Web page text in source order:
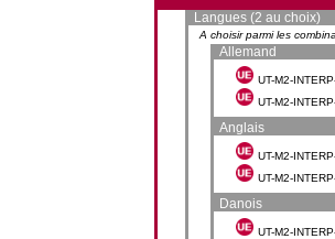
Langues (2 au choix)
A choisir parmi les
Allemand
UT-M2-
UT-M2-
Anglais
UT-M2-
UT-M2-
Danois
UT-M2-